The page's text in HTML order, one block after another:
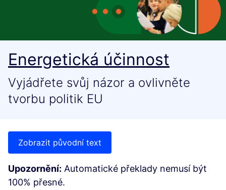
Energetická účinnost
Vyjádřete svůj názor a ovlivněte
tvorbu politik EU
Zobrazit původní text
Upozornění: Automatické překlady nemusí být
100% přesné.